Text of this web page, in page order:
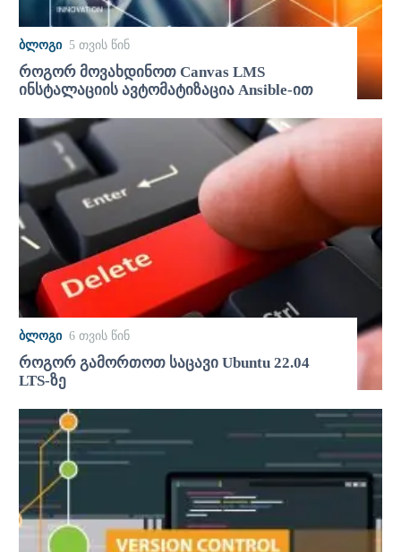
ᲑᲚᲝᲒᲘ 5 თვის წინ
როგორ მოვახდინოთ Canvas LMS
ინსტალაციის ავტომატიზაცია Ansible-ით
ᲑᲚᲝᲒᲘ 6 თვის წინ
როგორ გამორთოთ საცავი Ubuntu 22.04
LTS-ზე